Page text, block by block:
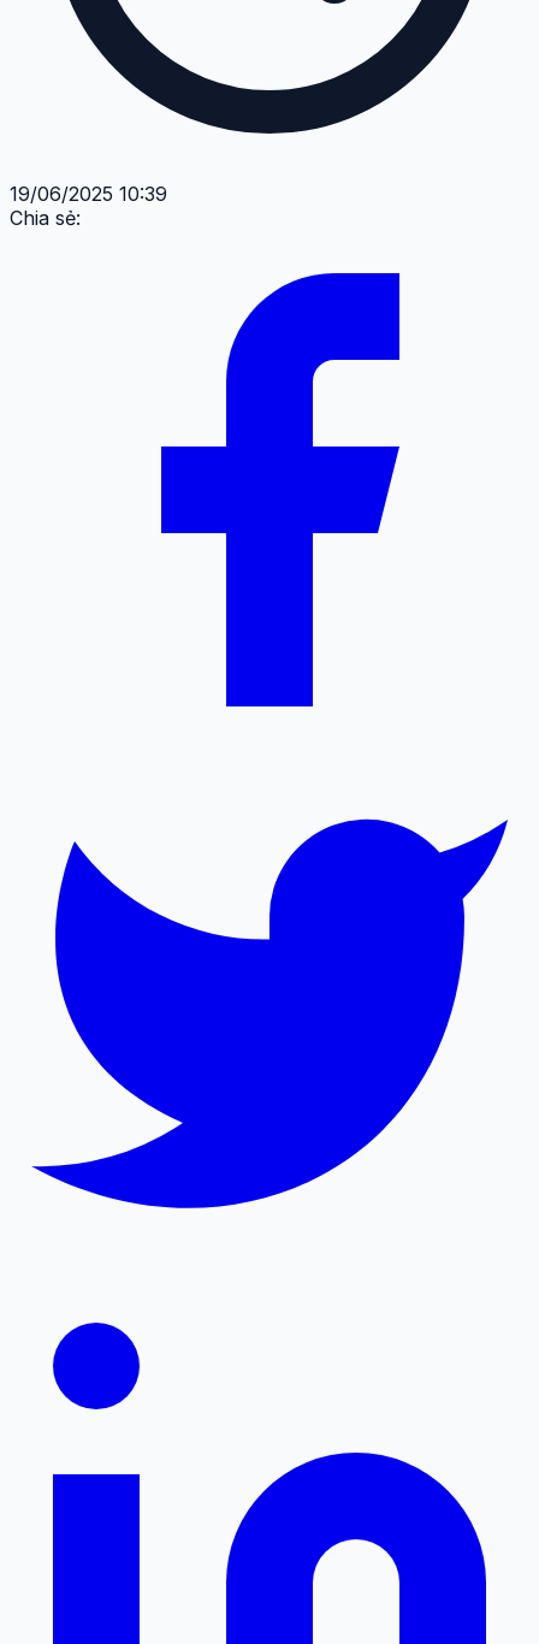
19/06/2025 10:39
Chia sẻ: